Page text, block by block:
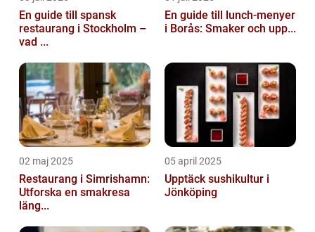
En guide till spansk
restaurang i Stockholm –
vad ...
En guide till lunch-menyer
i Borås: Smaker och upp...
02 maj 2025
Restaurang i Simrishamn:
Utforska en smakresa
läng...
05 april 2025
Upptäck sushikultur i
Jönköping